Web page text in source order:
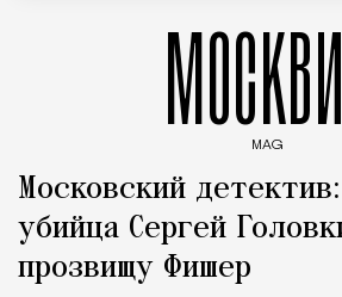
MAG
Московский
убийца Сергей
прозвищу Фишер